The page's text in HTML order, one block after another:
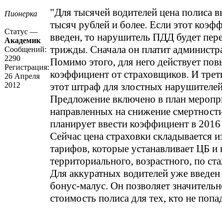
Пионерка
Статус —
Академик
Сообщений:
2290
Регистрация:
26 Апреля
2012
"Для тысячей водителей цена полиса
тысяч рублей и более. Если этот
введен, то нарушитель ПДД будет
трижды. Сначала он платит
Помимо этого, для него действует
коэффициент от страховщиков. И
этот штраф для злостных
Предложение включено в план
направленных на снижение
планирует ввести коэффициент в 2016
Сейчас цена страховки складывается
тарифов, которые устанавливает ЦБ
территориального, возрастного, по
Для аккуратных водителей уже
бонус-малус. Он позволяет
стоимость полиса для тех, кто не